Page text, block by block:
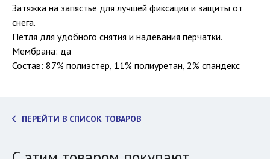
Затяжка на запястье для лучшей фиксации и защиты от
снега.
Петля для удобного снятия и надевания перчатки.
Мембрана: да
Состав: 87% полиэстер, 11% полиуретан, 2% спандекс
ПЕРЕЙТИ В СПИСОК ТОВАРОВ